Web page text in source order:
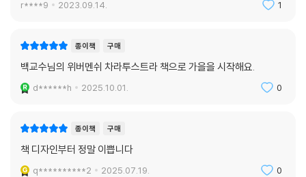
r****9 2023.09.14. 1
종이책 구매
백교수님의 위버멘쉬 차라투스트라 책으로 가을을 시작해요.
d******h 2025.10.01. 0
종이책 구매
책 디자인부터 정말 이쁩니다
q**********2 2025.07.19. 0